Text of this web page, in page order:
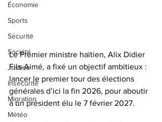
Économie
Sports
Sécurité
Société
Justice
Insécurité
Migration
Météo
Le Premier ministre haïtien, Alix Didier
Fils-Aimé, a fixé un objectif ambitieux :
lancer le premier tour des élections
générales d’ici la fin 2026, pour aboutir
à un président élu le 7 février 2027.